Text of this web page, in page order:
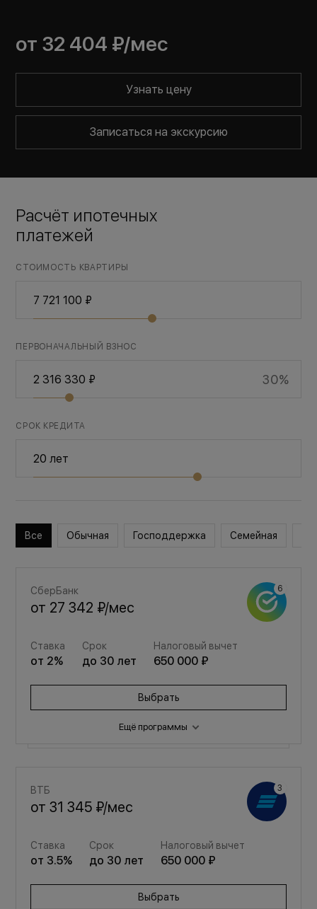
от 32 404 ₽/мес
Узнать цену
Записаться на экскурсию
Расчёт ипотечных
платежей
СТОИМОСТЬ КВАРТИРЫ
ПЕРВОНАЧАЛЬНЫЙ ВЗНОС
30%
СРОК КРЕДИТА
Все Обычная Господдержка Семейная
СберБанк
от 27 342 ₽/мес
Ставка
от 2%
Срок
до 30 лет
Налоговый вычет
650 000 ₽
Выбрать
Ещё программы
от36 612 ₽ /мес
от3.5% до30 650 000 ₽
Выбрать
ВТБ
от31 345 ₽/мес
Ставка
от 3.5%
Срок
до 30 лет
Налоговый вычет
650 000 ₽
Выбрать